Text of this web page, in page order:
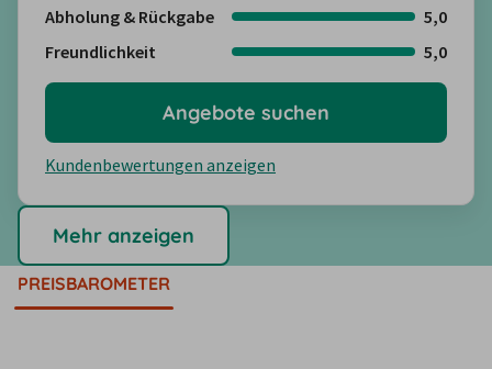
Abholung & Rückgabe
5,0
Freundlichkeit
5,0
Kundenbewertungen anzeigen
Angebote suchen
Mehr anzeigen
PREISBAROMETER